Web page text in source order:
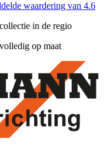
waardering van 4.6
in de regio
op maat